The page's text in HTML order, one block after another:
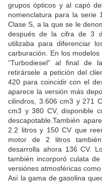
grupos ópticos y al capó
nomenclatura para la serie
Clase S, a la que se le
después de la cifra de 3
utilizaba para diferenciar
carburación. En los
“Turbodiesel” al final de
retirársele a petición del
420 para coincidir con el
aparece la versión más
cilindros, 3.606 cm3 y 271
cm3 y 380 CV, disponible
descapotable.También
2.2 litros y 150 CV que
motor de 2 litros
desarrolla ahora 136 CV.
también incorporó culata
versiónes atmosféricas
Así la gama de gasolina